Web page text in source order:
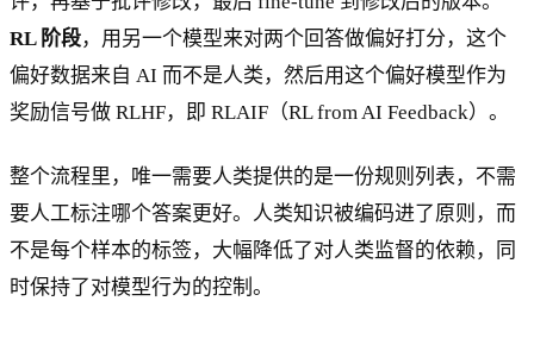
RL 阶段，用另一个模型来对两个回答做偏好打分，这个
偏好数据来自 AI 而不是人类，然后用这个偏好模型作为
奖励信号做 RLHF，即 RLAIF（RL from AI Feedback）。
整个流程里，唯一需要人类提供的是一份规则列表，不需
要人工标注哪个答案更好。人类知识被编码进了原则，而
不是每个样本的标签，大幅降低了对人类监督的依赖，同
时保持了对模型行为的控制。